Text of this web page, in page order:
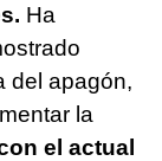
Ha
del apagón,
la
el actual